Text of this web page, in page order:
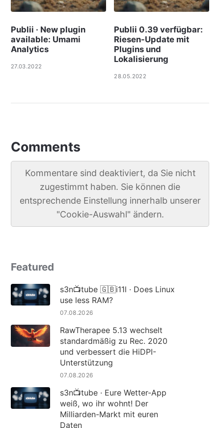
Publii · New plugin
available: Umami
Analytics
27.03.2022
Publii 0.39 verfügbar:
Riesen-Update mit
Plugins und
Lokalisierung
28.05.2022
Comments
Kommentare sind deaktiviert, da Sie nicht
zugestimmt haben. Sie können die
entsprechende Einstellung innerhalb unserer
"Cookie-Auswahl" ändern.
Featured
s3n📺tube 🇬🇧i11l · Does Linux
use less RAM?
07.08.2026
RawTherapee 5.13 wechselt
standardmäßig zu Rec. 2020
und verbessert die HiDPI-
Unterstützung
07.08.2026
s3n📺tube · Eure Wetter-App
weiß, wo ihr wohnt! Der
Milliarden-Markt mit euren
Daten